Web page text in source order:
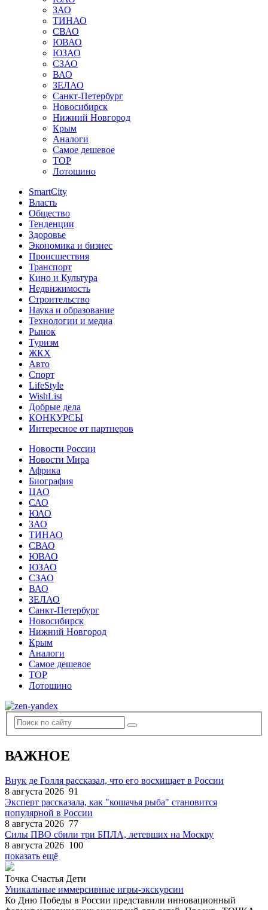
ЗАО
ТИНАО
СВАО
ЮВАО
ЮЗАО
СЗАО
ВАО
ЗЕЛАО
Санкт-Петербург
Новосибирск
Нижний Новгород
Крым
Аналоги
Самое дешевое
TOP
Лотошино
SmartCity
Власть
Общество
Тенденции
Здоровье
Экономика и бизнес
Происшествия
Транспорт
Кино и Культура
Недвижимость
Строительство
Наука и образование
Технологии и медиа
Рынок
Туризм
ЖКХ
Авто
Спорт
LifeStyle
WishList
Добрые дела
КОНКУРСЫ
Интересное от партнеров
Новости России
Новости Мира
Африка
Биография
ЦАО
САО
ЮАО
ЗАО
ТИНАО
СВАО
ЮВАО
ЮЗАО
СЗАО
ВАО
ЗЕЛАО
Санкт-Петербург
Новосибирск
Нижний Новгород
Крым
Аналоги
Самое дешевое
TOP
Лотошино
ВАЖНОЕ
Внук де Голля рассказал, что его восхищает в России
8 августа 2026 91
Эксперт рассказала, как "кошачья рыба" становится
популярной в России
8 августа 2026 77
Силы ПВО сбили три БПЛА, летевших на Москву
8 августа 2026 100
показать ещё
Точка Счастья Дети
Уникальные иммерсивные игры-экскурсии
Ко Дню Победы в России представили инновационный